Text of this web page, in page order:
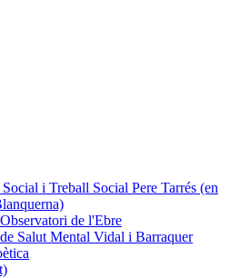
i Treball Social Pere Tarrés (en
de l'Ebre
Salut Mental Vidal i Barraquer